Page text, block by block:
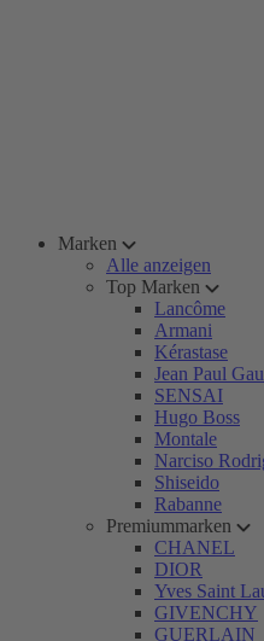
Marken
Alle anzeigen
Top Marken
Lancôme
Armani
Kérastase
Jean Paul
SENSAI
Hugo Boss
Montale
Narciso
Shiseido
Rabanne
Premiummarken
CHANEL
DIOR
Yves Saint
GIVENCHY
GUERLAIN